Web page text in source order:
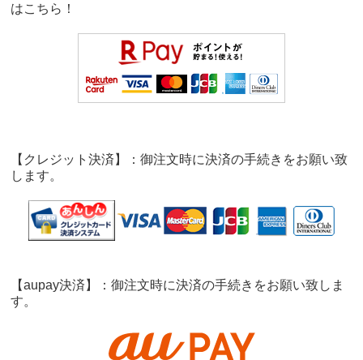
はこちら！
【クレジット決済】：御注文時に決済の手続きをお願い致
します。
【aupay決済】：御注文時に決済の手続きをお願い致しま
す。